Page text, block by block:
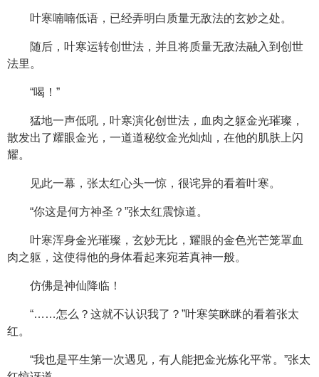
叶寒喃喃低语，已经弄明白质量无敌法的玄妙之处。
随后，叶寒运转创世法，并且将质量无敌法融入到创世
法里。
“喝！”
猛地一声低吼，叶寒演化创世法，血肉之躯金光璀璨，
散发出了耀眼金光，一道道秘纹金光灿灿，在他的肌肤上闪
耀。
见此一幕，张太红心头一惊，很诧异的看着叶寒。
“你这是何方神圣？”张太红震惊道。
叶寒浑身金光璀璨，玄妙无比，耀眼的金色光芒笼罩血
肉之躯，这使得他的身体看起来宛若真神一般。
仿佛是神仙降临！
“……怎么？这就不认识我了？”叶寒笑眯眯的看着张太
红。
“我也是平生第一次遇见，有人能把金光炼化平常。”张太